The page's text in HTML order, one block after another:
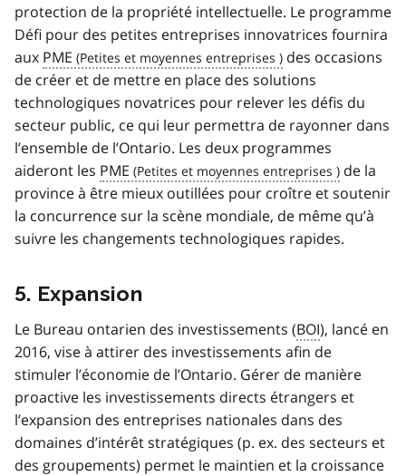
protection de la propriété intellectuelle. Le programme
Défi pour des petites entreprises innovatrices fournira
aux PME
des occasions
de créer et de mettre en place des solutions
technologiques novatrices pour relever les défis du
secteur public, ce qui leur permettra de rayonner dans
l’ensemble de l’Ontario. Les deux programmes
aideront les PME
de la
province à être mieux outillées pour croître et soutenir
la concurrence sur la scène mondiale, de même qu’à
suivre les changements technologiques rapides.
5. Expansion
Le Bureau ontarien des investissements (BOI), lancé en
2016, vise à attirer des investissements afin de
stimuler l’économie de l’Ontario. Gérer de manière
proactive les investissements directs étrangers et
l’expansion des entreprises nationales dans des
domaines d’intérêt stratégiques (p. ex. des secteurs et
des groupements) permet le maintien et la croissance